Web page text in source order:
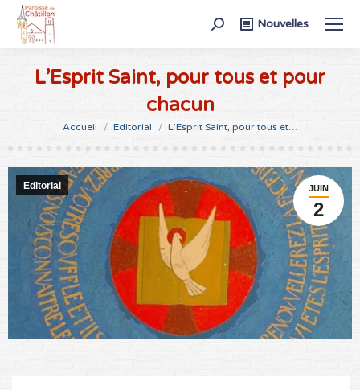
Recherche
:
Nouvelles
L’Esprit Saint, pour tous et pour
chacun
Vous êtes ici :
Accueil Editorial L’Esprit Saint, pour tous et…
JUIN
2
Editorial